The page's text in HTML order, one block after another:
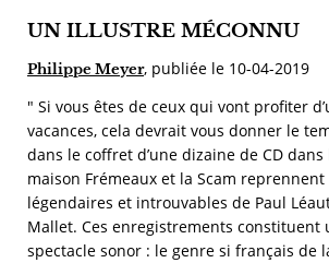
UN ILLUSTRE MÉCONNU
Philippe Meyer, publiée le 10-04-2019
" Si vous êtes de ceux qui vont profiter
vacances, cela devrait vous donner le
dans le coffret d’une dizaine de CD
maison Frémeaux et la Scam
légendaires et introuvables de Paul
Mallet. Ces enregistrements constituent
spectacle sonor : le genre si français de